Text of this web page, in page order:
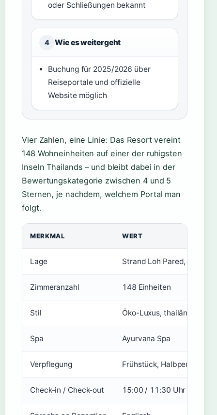
oder Schließungen bekannt
4 Wie es weitergeht
Buchung für 2025/2026 über
Reiseportale und offizielle
Website möglich
Vier Zahlen, eine Linie: Das Resort vereint
148 Wohneinheiten auf einer der ruhigsten
Inseln Thailands – und bleibt dabei in der
Bewertungskategorie zwischen 4 und 5
Sternen, je nachdem, welchem Portal man
folgt.
MERKMAL WERT
Lage Strand Loh Pared, Koh Yao
Zimmeranzahl 148 Einheiten
Stil Öko-Luxus, thailändische
Spa Ayurvana Spa
Verpflegung Frühstück, Halbpension,
Check-in / Check-out 15:00 / 11:30 Uhr